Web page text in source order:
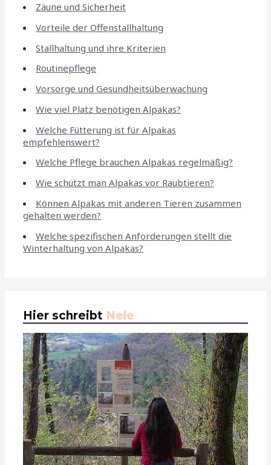
Zäune und Sicherheit
Vorteile der Offenstallhaltung
Stallhaltung und ihre Kriterien
Routinepflege
Vorsorge und Gesundheitsüberwachung
Wie viel Platz benötigen Alpakas?
Welche Fütterung ist für Alpakas
empfehlenswert?
Welche Pflege brauchen Alpakas regelmäßig?
Wie schützt man Alpakas vor Raubtieren?
Können Alpakas mit anderen Tieren zusammen
gehalten werden?
Welche spezifischen Anforderungen stellt die
Winterhaltung von Alpakas?
Hier schreibt Nele